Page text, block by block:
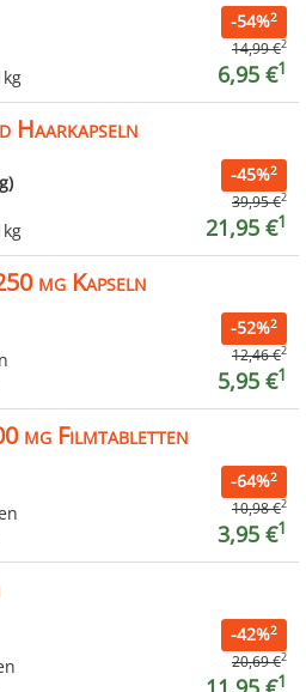
-54%2
14,99 €2
6,95 €1
Haarkapseln
-45%2
39,95 €2
21,95 €1
mg Kapseln
-52%2
12,46 €2
5,95 €1
mg Filmtabletten
-64%2
10,98 €2
3,95 €1
-42%2
20,69 €2
1